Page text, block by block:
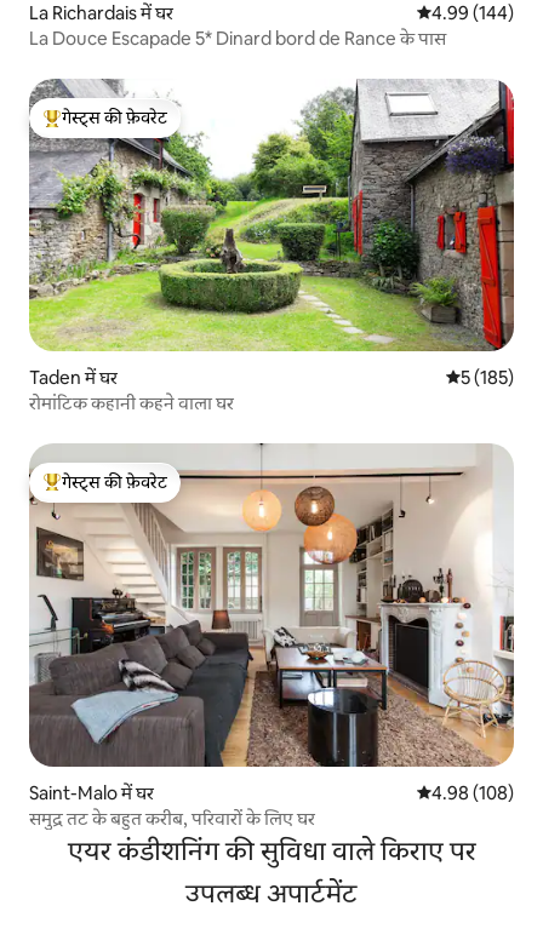
La Richardais में घर औसत रेटिंग 5 में से
4.99 (144)
La Douce Escapade 5* Dinard bord de Rance के पास
गेस्ट्स का टॉप फ़ेवरेट
गेस्ट्स की फ़ेवरेट
Taden में घर औसत रेटिंग 5
5 (185)
रोमांटिक कहानी कहने वाला घर
गेस्ट्स का टॉप फ़ेवरेट
गेस्ट्स की फ़ेवरेट
Saint-Malo में घर औसत रेटिंग 5 में से
4.98 (108)
समुद्र तट के बहुत करीब, परिवारों के लिए घर
एयर कंडीशनिंग की सुविधा वाले किराए पर
उपलब्ध अपार्टमेंट